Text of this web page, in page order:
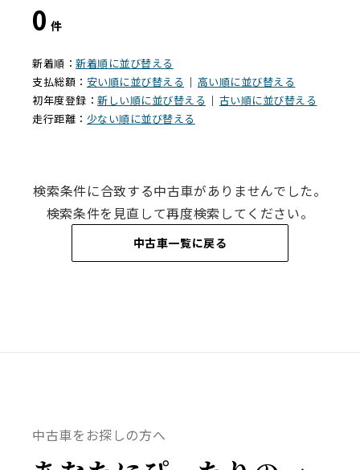
0 件
新着順：新着順に並び替える
支払総額： 安い順に並び替える ｜ 高い順に並び替える
初年度登録：新しい順に並び替える ｜ 古い順に並び替える
走行距離： 少ない順に並び替える
検索条件に合致する中古車がありませんでした。
検索条件を⾒直して再度検索してください。
中古車一覧に戻る
中古車をお探しの方へ